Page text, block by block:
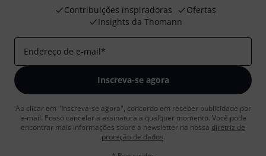
Contribuições inspiradoras
Ofertas
Insights da Thomann
Endereço de e-mail*
Inscreva-se agora
Ao clicar em "Inscreva-se agora", concordo em receber publicidade por
e-mail. Posso cancelar a assinatura a qualquer momento. Você pode
encontrar mais informações sobre a newsletter na nossa diretriz de
proteção de dados.